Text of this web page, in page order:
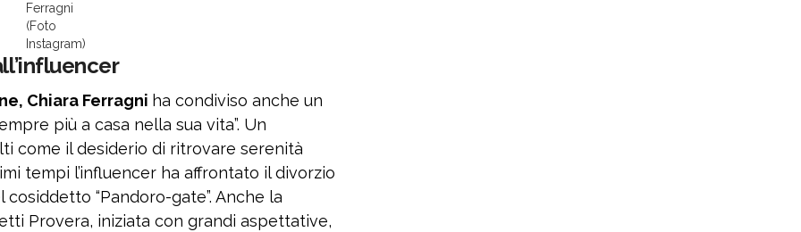
Ferragni
(Foto
Instagram)
Chiara Ferragni ha condiviso anche un
più a casa nella sua vita”. Un
come il desiderio di ritrovare serenità
tempi l’influencer ha affrontato il divorzio
“Pandoro-gate”. Anche la
Provera, iniziata con grandi aspettative,